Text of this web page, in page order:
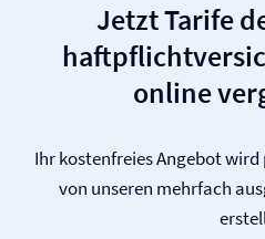
Jetzt Tarife
online
Ihr kostenfreies Angebot
von unseren mehrfach